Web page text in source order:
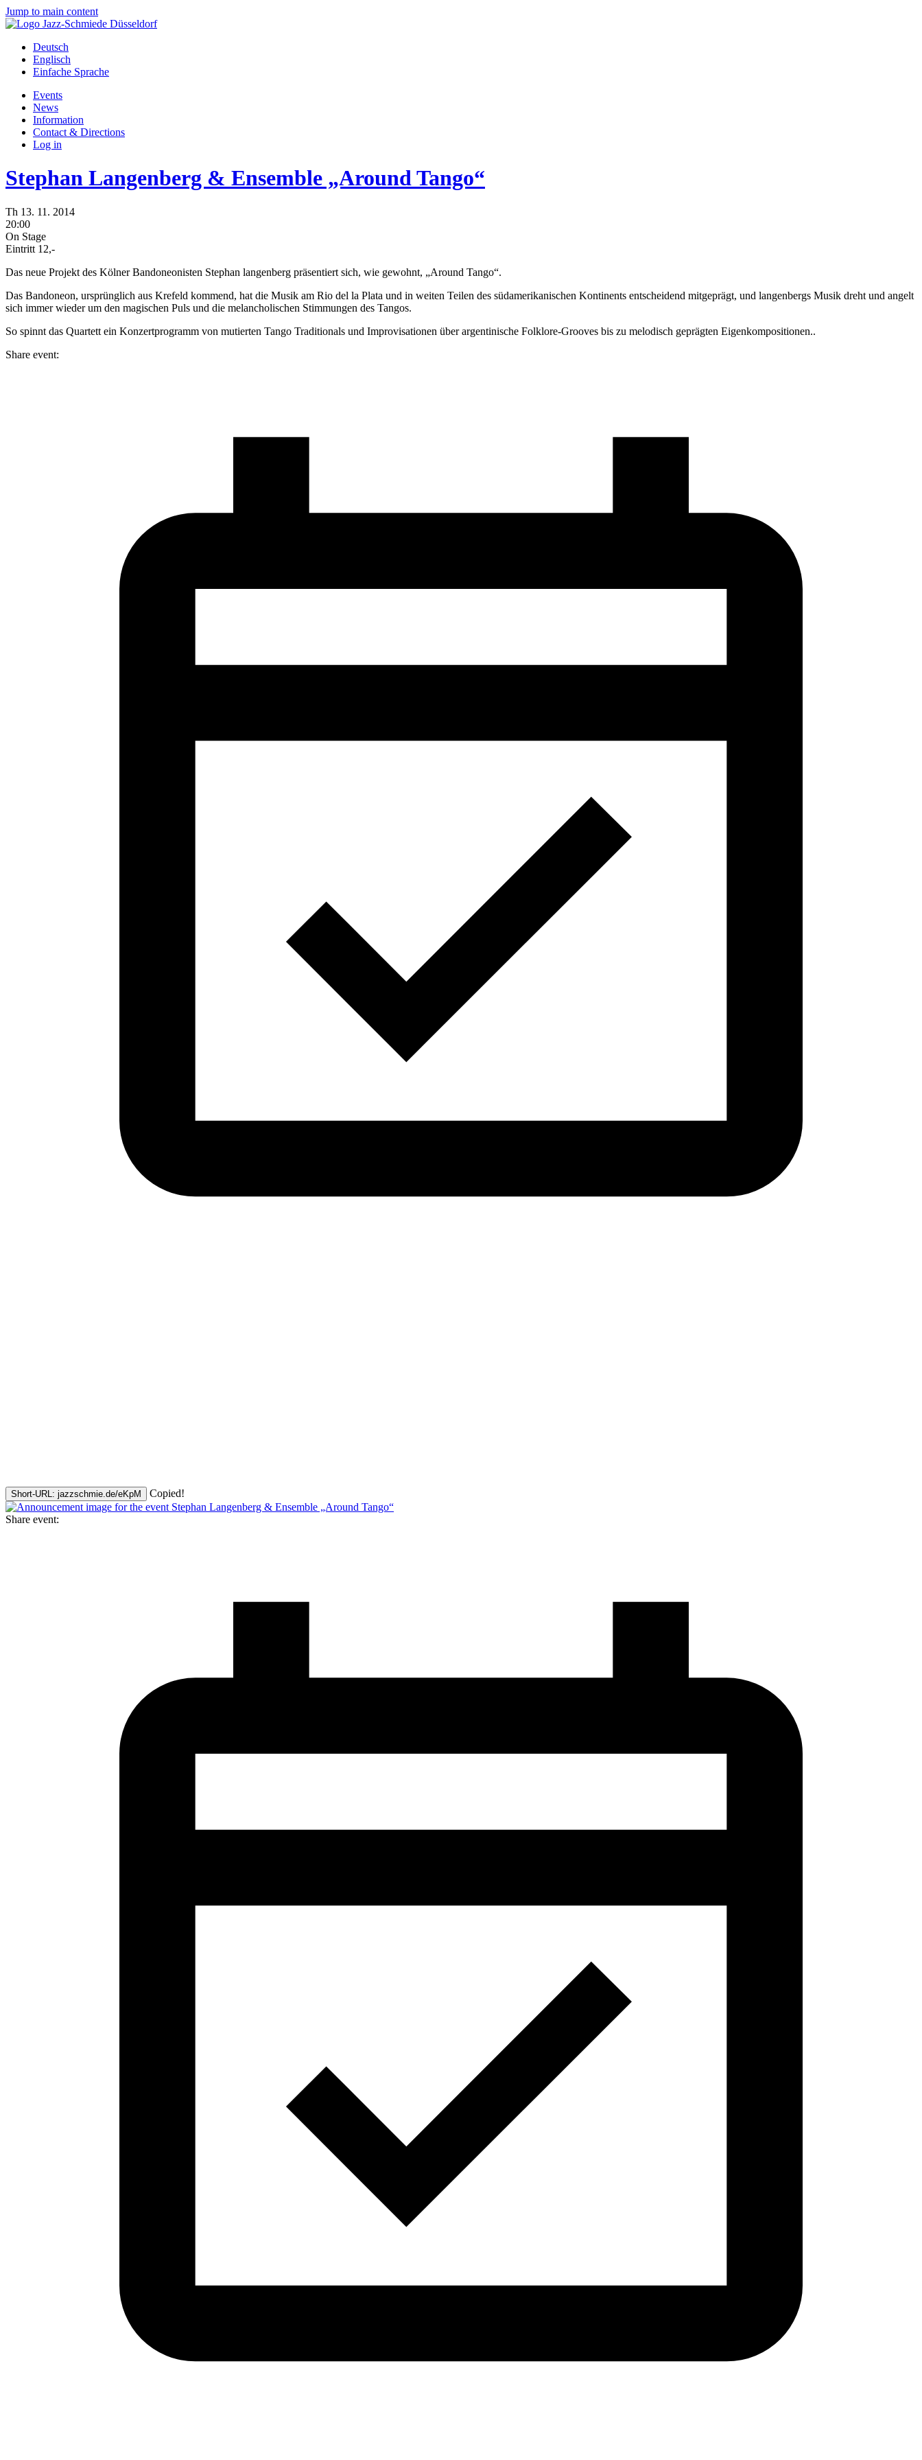
Jump to main content
Deutsch
Englisch
Einfache Sprache
Events
News
Information
Contact & Directions
Log in
Stephan Langenberg & Ensemble „Around Tango“
Th 13. 11. 2014
20:00
On Stage
Eintritt 12,-
Das neue Projekt des Kölner Bandoneonisten Stephan langenberg präsentiert sich, wie gewohnt, „Around Tango“.
Das Bandoneon, ursprünglich aus Krefeld kommend, hat die Musik am Rio del la Plata und in weiten Teilen des südamerikanischen Kontinents entscheidend mitgeprägt, und langenbergs Musik dreht und angelt
sich immer wieder um den magischen Puls und die melancholischen Stimmungen des Tangos.
So spinnt das Quartett ein Konzertprogramm von mutierten Tango Traditionals und Improvisationen über argentinische Folklore-Grooves bis zu melodisch geprägten Eigenkompositionen..
Share event:
Short-URL: jazzschmie.de/eKpM Copied!
Share event: